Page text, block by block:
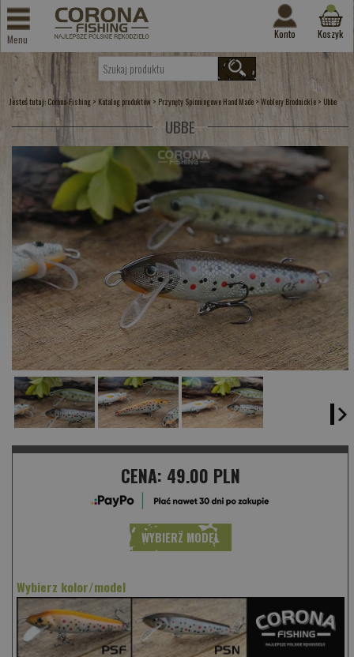
Menu Konto Koszyk
Jesteś tutaj: Corona-Fishing > Katalog produktów > Przynęty Spinningowe Hand Made >Woblery Brodnickie >Ubbe
UBBE
CENA: 49.00 PLN
WYBIERZ MODEL
Wybierz kolor/model